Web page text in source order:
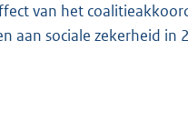
van het
aan sociale zekerheid